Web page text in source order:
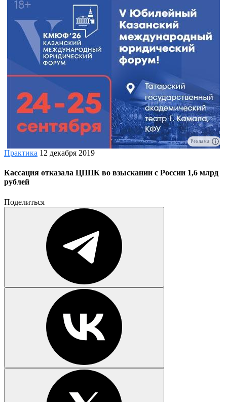
Реклама
Практика 12 декабря 2019
Кассация отказала ЦППК во взыскании с России 1,6 млрд
рублей
Поделиться